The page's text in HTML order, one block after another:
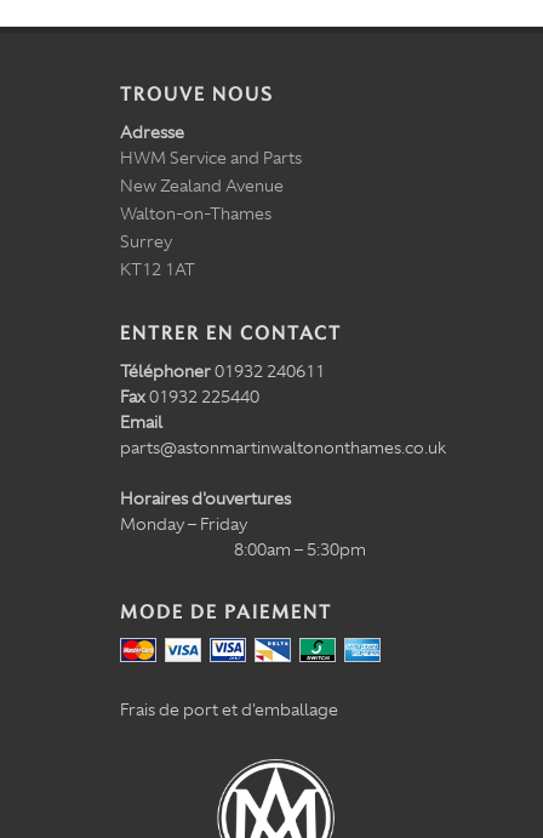
TROUVE NOUS
Adresse
HWM Service and Parts
New Zealand Avenue
Walton-on-Thames
Surrey
KT12 1AT
ENTRER EN CONTACT
Téléphoner01932 240611
Fax01932 225440
Email
parts@astonmartinwaltononthames.co.uk
Horaires d'ouvertures
Monday – Friday
8:00am – 5:30pm
MODE DE PAIEMENT
Frais de port et d'emballage